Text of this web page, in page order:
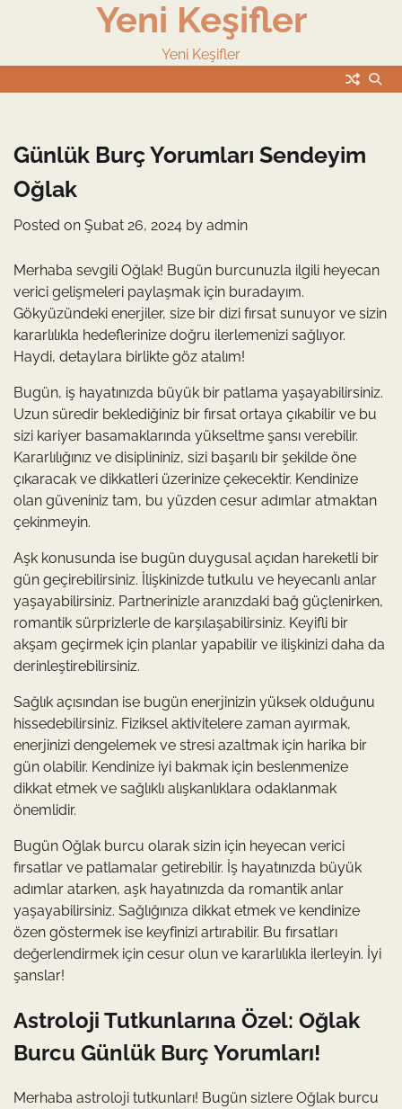
Yeni Keşifler
Yeni Keşifler
Günlük Burç Yorumları Sendeyim
Oğlak
Posted on Şubat 26, 2024 by admin
Merhaba sevgili Oğlak! Bugün burcunuzla ilgili heyecan
verici gelişmeleri paylaşmak için buradayım.
Gökyüzündeki enerjiler, size bir dizi fırsat sunuyor ve sizin
kararlılıkla hedeflerinize doğru ilerlemenizi sağlıyor.
Haydi, detaylara birlikte göz atalım!
Bugün, iş hayatınızda büyük bir patlama yaşayabilirsiniz.
Uzun süredir beklediğiniz bir fırsat ortaya çıkabilir ve bu
sizi kariyer basamaklarında yükseltme şansı verebilir.
Kararlılığınız ve disiplininiz, sizi başarılı bir şekilde öne
çıkaracak ve dikkatleri üzerinize çekecektir. Kendinize
olan güveniniz tam, bu yüzden cesur adımlar atmaktan
çekinmeyin.
Aşk konusunda ise bugün duygusal açıdan hareketli bir
gün geçirebilirsiniz. İlişkinizde tutkulu ve heyecanlı anlar
yaşayabilirsiniz. Partnerinizle aranızdaki bağ güçlenirken,
romantik sürprizlerle de karşılaşabilirsiniz. Keyifli bir
akşam geçirmek için planlar yapabilir ve ilişkinizi daha da
derinleştirebilirsiniz.
Sağlık açısından ise bugün enerjinizin yüksek olduğunu
hissedebilirsiniz. Fiziksel aktivitelere zaman ayırmak,
enerjinizi dengelemek ve stresi azaltmak için harika bir
gün olabilir. Kendinize iyi bakmak için beslenmenize
dikkat etmek ve sağlıklı alışkanlıklara odaklanmak
önemlidir.
Bugün Oğlak burcu olarak sizin için heyecan verici
fırsatlar ve patlamalar getirebilir. İş hayatınızda büyük
adımlar atarken, aşk hayatınızda da romantik anlar
yaşayabilirsiniz. Sağlığınıza dikkat etmek ve kendinize
özen göstermek ise keyfinizi artırabilir. Bu fırsatları
değerlendirmek için cesur olun ve kararlılıkla ilerleyin. İyi
şanslar!
Astroloji Tutkunlarına Özel: Oğlak
Burcu Günlük Burç Yorumları!
Merhaba astroloji tutkunları! Bugün sizlere Oğlak burcu